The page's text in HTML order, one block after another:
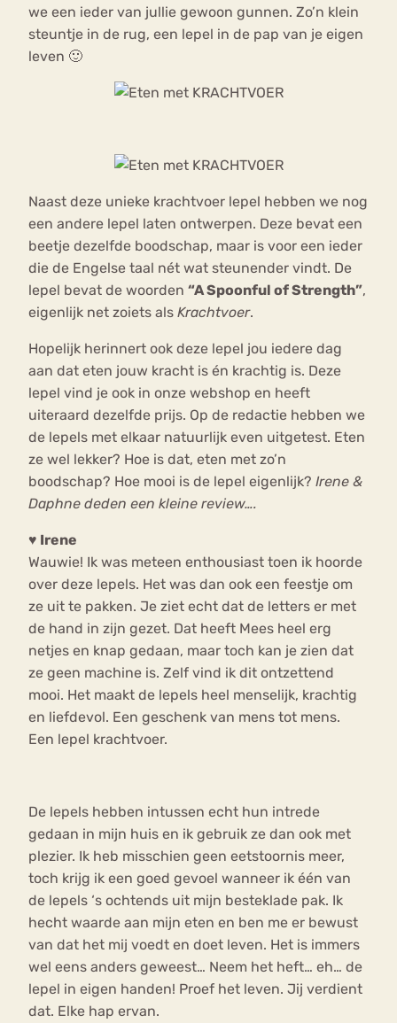
we een ieder van jullie gewoon gunnen. Zo’n klein
steuntje in de rug, een lepel in de pap van je eigen
leven 🙂
Naast deze unieke krachtvoer lepel hebben we nog
een andere lepel laten ontwerpen. Deze bevat een
beetje dezelfde boodschap, maar is voor een ieder
die de Engelse taal nét wat steunender vindt. De
lepel bevat de woorden “A Spoonful of Strength”,
eigenlijk net zoiets als Krachtvoer.
Hopelijk herinnert ook deze lepel jou iedere dag
aan dat eten jouw kracht is én krachtig is. Deze
lepel vind je ook in onze webshop en heeft
uiteraard dezelfde prijs. Op de redactie hebben we
de lepels met elkaar natuurlijk even uitgetest. Eten
ze wel lekker? Hoe is dat, eten met zo’n
boodschap? Hoe mooi is de lepel eigenlijk? Irene &
Daphne deden een kleine review….
♥ Irene
Wauwie! Ik was meteen enthousiast toen ik hoorde
over deze lepels. Het was dan ook een feestje om
ze uit te pakken. Je ziet echt dat de letters er met
de hand in zijn gezet. Dat heeft Mees heel erg
netjes en knap gedaan, maar toch kan je zien dat
ze geen machine is. Zelf vind ik dit ontzettend
mooi. Het maakt de lepels heel menselijk, krachtig
en liefdevol. Een geschenk van mens tot mens.
Een lepel krachtvoer.
De lepels hebben intussen echt hun intrede
gedaan in mijn huis en ik gebruik ze dan ook met
plezier. Ik heb misschien geen eetstoornis meer,
toch krijg ik een goed gevoel wanneer ik één van
de lepels ‘s ochtends uit mijn besteklade pak. Ik
hecht waarde aan mijn eten en ben me er bewust
van dat het mij voedt en doet leven. Het is immers
wel eens anders geweest… Neem het heft… eh… de
lepel in eigen handen! Proef het leven. Jij verdient
dat. Elke hap ervan.